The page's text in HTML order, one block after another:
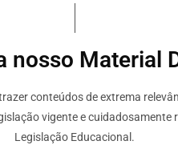
nosso Material
conteúdos de extrema
vigente e cuidadosamente
Legislação Educacional.